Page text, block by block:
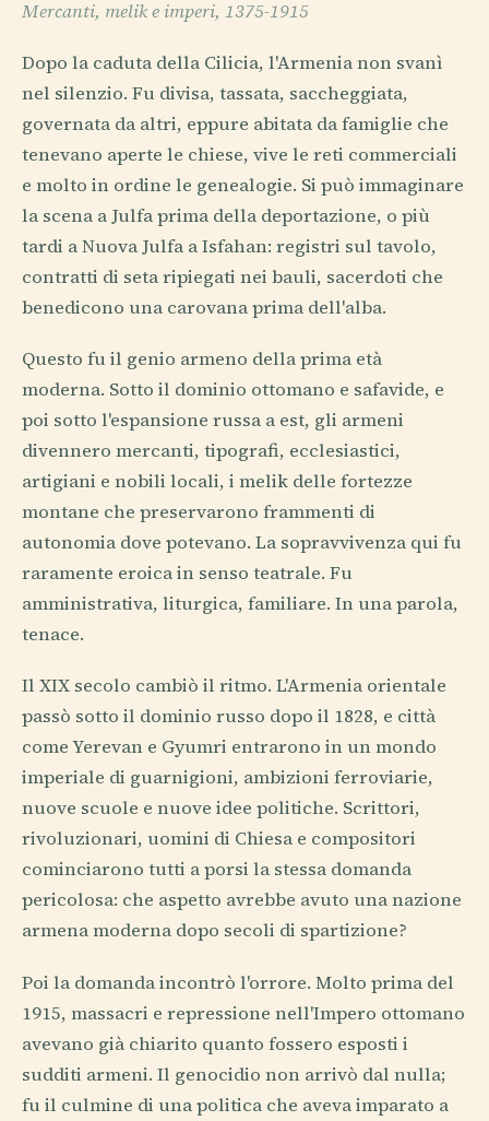
Mercanti, melik e imperi, 1375-1915
Dopo la caduta della Cilicia, l'Armenia non svanì
nel silenzio. Fu divisa, tassata, saccheggiata,
governata da altri, eppure abitata da famiglie che
tenevano aperte le chiese, vive le reti commerciali
e molto in ordine le genealogie. Si può immaginare
la scena a Julfa prima della deportazione, o più
tardi a Nuova Julfa a Isfahan: registri sul tavolo,
contratti di seta ripiegati nei bauli, sacerdoti che
benedicono una carovana prima dell'alba.
Questo fu il genio armeno della prima età
moderna. Sotto il dominio ottomano e safavide, e
poi sotto l'espansione russa a est, gli armeni
divennero mercanti, tipografi, ecclesiastici,
artigiani e nobili locali, i melik delle fortezze
montane che preservarono frammenti di
autonomia dove potevano. La sopravvivenza qui fu
raramente eroica in senso teatrale. Fu
amministrativa, liturgica, familiare. In una parola,
tenace.
Il XIX secolo cambiò il ritmo. L'Armenia orientale
passò sotto il dominio russo dopo il 1828, e città
come Yerevan e Gyumri entrarono in un mondo
imperiale di guarnigioni, ambizioni ferroviarie,
nuove scuole e nuove idee politiche. Scrittori,
rivoluzionari, uomini di Chiesa e compositori
cominciarono tutti a porsi la stessa domanda
pericolosa: che aspetto avrebbe avuto una nazione
armena moderna dopo secoli di spartizione?
Poi la domanda incontrò l'orrore. Molto prima del
1915, massacri e repressione nell'Impero ottomano
avevano già chiarito quanto fossero esposti i
sudditi armeni. Il genocidio non arrivò dal nulla;
fu il culmine di una politica che aveva imparato a